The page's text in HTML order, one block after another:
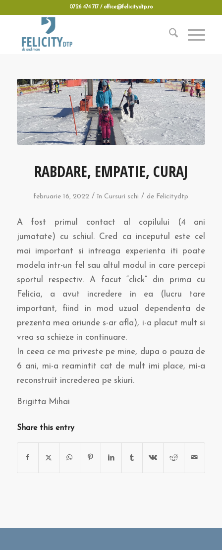
0726 474 717 / office@felicitydtp.ro
RABDARE, EMPATIE, CURAJ
februarie 16, 2022 / în Cursuri schi / de Felicitydtp
A fost primul contact al copilului (4 ani
jumatate) cu schiul. Cred ca inceputul este cel
mai important si intreaga experienta iti poate
modela intr-un fel sau altul modul in care percepi
sportul respectiv. A facut “click” din prima cu
Felicia, a avut incredere in ea (lucru tare
important, fiind in mod uzual dependenta de
prezenta mea oriunde s-ar afla), i-a placut mult si
vrea sa schieze in continuare.
In ceea ce ma priveste pe mine, dupa o pauza de
6 ani, mi-a reamintit cat de mult imi place, mi-a
reconstruit increderea pe skiuri.
Brigitta Mihai
Share this entry